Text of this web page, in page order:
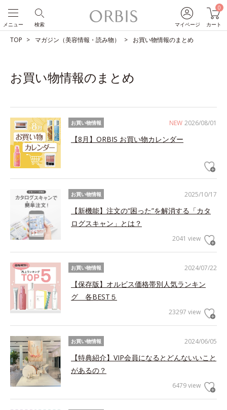
マイページ
0
カート
検索
メニュー
TOP マガジン（美容情報・読み物） お買い物情報のまとめ
お買い物情報のまとめ
NEW 2026/08/01
お買い物情報
【8月】ORBIS お買い物カレンダー
2025/10/17
お買い物情報
【新機能】注文の“困った”を解消する「カタ
ログスキャン」とは？
2041 view
2024/07/22
お買い物情報
【保存版】オルビス価格帯別人気ランキン
グ 各BEST５
23297 view
2024/06/05
お買い物情報
【特典紹介】VIP会員になるとどんないいこと
があるの？
6479 view